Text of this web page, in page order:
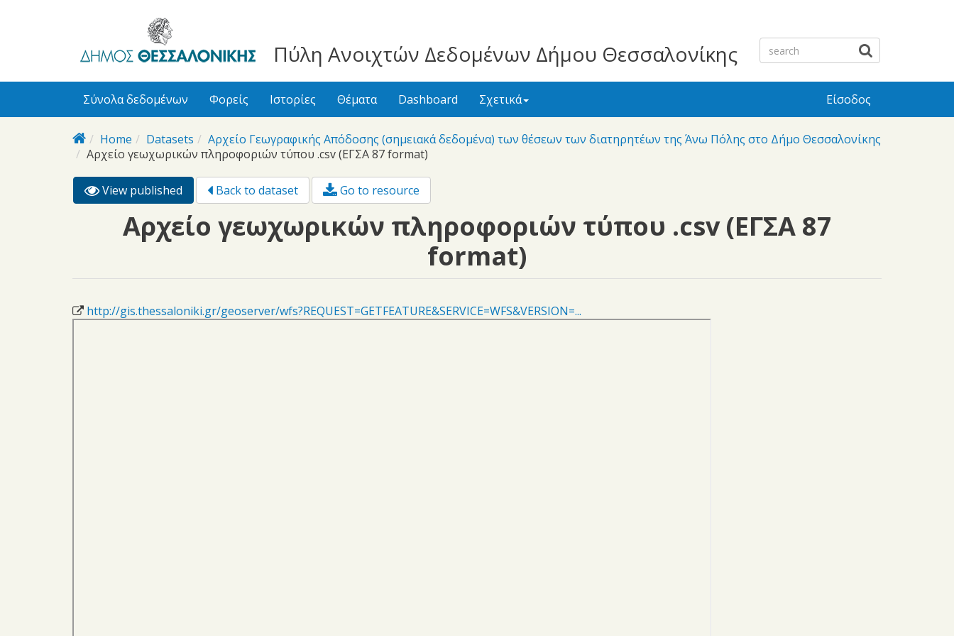
Πύλη Ανοιχτών Δεδομένων Δήμου Θεσσαλονίκης
Σύνολα δεδομένων Φορείς Ιστορίες Θέματα Dashboard Σχετικά Είσοδος
Home Datasets
Αρχείο Γεωγραφικής Απόδοσης (σημειακά δεδομένα) των θέσεων των διατηρητέων της Άνω Πόλης στο Δήμο Θεσσαλονίκης
Αρχείο γεωχωρικών πληροφοριών τύπου .csv (ΕΓΣΑ 87 format)
Primary tabs
View published (active
tab)
Back to dataset Go to resource
Αρχείο γεωχωρικών πληροφοριών τύπου .csv (ΕΓΣΑ 87
format)
http://gis.thessaloniki.gr/geoserver/wfs?REQUEST=GETFEATURE&SERVICE=WFS&VERSION=...